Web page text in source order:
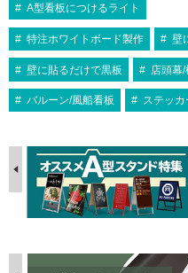
A型看板につけるライト
特注ホワイトボード製作 壁
壁に貼るだけで黒板 店頭幕
バルーン/風船看板 ステッ